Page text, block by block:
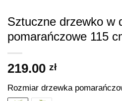
Sztuczne drzewko w
pomarańczowe 115
219.00 zł
Rozmiar drzewka